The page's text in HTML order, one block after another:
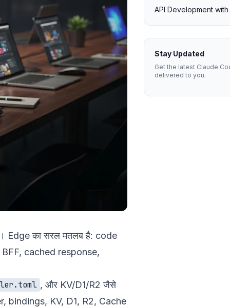
Edge का सरल मतलब है: code
BFF, cached response,
, और KV/D1/R2 जैसे
, bindings, KV, D1, R2, Cache
API Development
Stay Updated
Get the latest Claude
delivered to you.